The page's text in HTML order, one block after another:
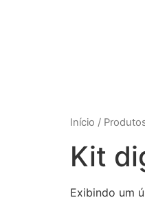
Início /
Kit
Exibindo um